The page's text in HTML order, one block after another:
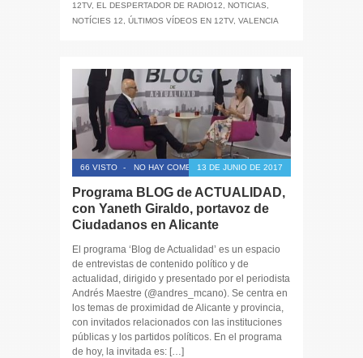
12TV, EL DESPERTADOR DE RADIO12, NOTICIAS,
NOTÍCIES 12, ÚLTIMOS VÍDEOS EN 12TV, VALENCIA
66 VISTO - NO HAY COMENTARIOS13 DE JUNIO DE 2017
Programa BLOG de ACTUALIDAD,
con Yaneth Giraldo, portavoz de
Ciudadanos en Alicante
El programa ‘Blog de Actualidad’ es un espacio
de entrevistas de contenido político y de
actualidad, dirigido y presentado por el periodista
Andrés Maestre (@andres_mcano). Se centra en
los temas de proximidad de Alicante y provincia,
con invitados relacionados con las instituciones
públicas y los partidos políticos. En el programa
de hoy, la invitada es: […]